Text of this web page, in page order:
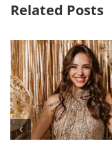
Related Posts